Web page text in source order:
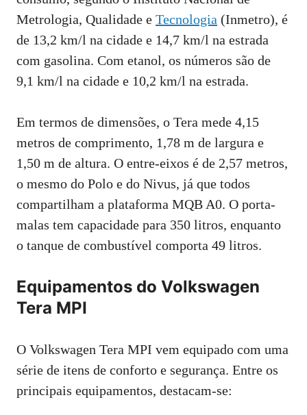
Metrologia, Qualidade e Tecnologia (Inmetro), é
de 13,2 km/l na cidade e 14,7 km/l na estrada
com gasolina. Com etanol, os números são de
9,1 km/l na cidade e 10,2 km/l na estrada.
Em termos de dimensões, o Tera mede 4,15
metros de comprimento, 1,78 m de largura e
1,50 m de altura. O entre-eixos é de 2,57 metros,
o mesmo do Polo e do Nivus, já que todos
compartilham a plataforma MQB A0. O porta-
malas tem capacidade para 350 litros, enquanto
o tanque de combustível comporta 49 litros.
Equipamentos do Volkswagen
Tera MPI
O Volkswagen Tera MPI vem equipado com uma
série de itens de conforto e segurança. Entre os
principais equipamentos, destacam-se: